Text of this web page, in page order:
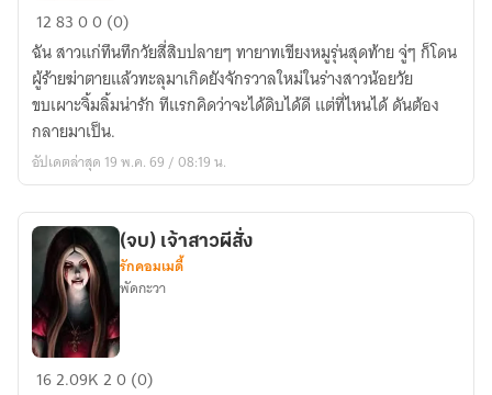
ป้า
ทึนทึก
ทะลุ
มัลติ
เวร์
สมา
เป็น
สะใภ้
อีโอ
128300 (0)
ฉัน สาวแก่ทึนทึกวัยสี่สิบปลายๆ ทายาทเขียงหมูรุ่นสุดท้าย จู่ๆ ก็โดน
ผู้ร้ายฆ่าตายแล้วทะลุมาเกิดยังจักรวาลใหม่ในร่างสาวน้อยวัย
ขบเผาะจิ้มลิ้มน่ารัก ทีแรกคิดว่าจะได้ดิบได้ดี แต่ที่ไหนได้ ดันต้อง
กลายมาเป็น.
อัปเดตล่าสุด 19 พ.ค. 69 / 08:19 น.
(จบ)
(จบ) เจ้าสาวผีสั่ง
รักคอมเมดี้
พัดกะวา
162.09K20 (0)